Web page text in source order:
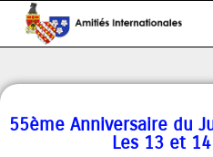
55ème Anniversaire du
Les 13 et